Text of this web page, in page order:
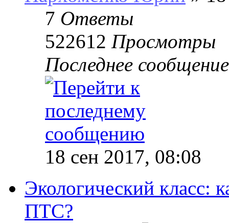
7 Ответы
522612 Просмотры
Последнее
18 сен 2017, 08:08
Экологический класс:
ПТС?